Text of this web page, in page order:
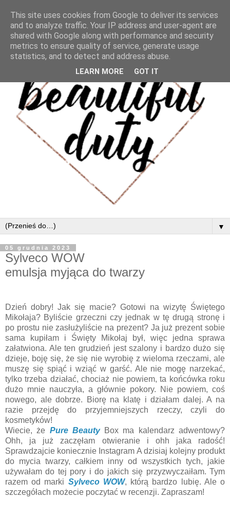
▼
05 grudnia 2023
Sylveco WOW
emulsja myjąca do twarzy
Dzień dobry! Jak się macie? Gotowi na wizytę Świętego
Mikołaja? Byliście grzeczni czy jednak w tę drugą stronę i
po prostu nie zasłużyliście na prezent? Ja już prezent sobie
sama kupiłam i Święty Mikołaj był, więc jedna sprawa
załatwiona. Ale ten grudzień jest szalony i bardzo dużo się
dzieje, boję się, że się nie wyrobię z wieloma rzeczami, ale
muszę się spiąć i wziąć w garść. Ale nie mogę narzekać,
tylko trzeba działać, chociaż nie powiem, ta końcówka roku
dużo mnie nauczyła, a głównie pokory. Nie powiem, coś
nowego, ale dobrze. Biorę na klatę i działam dalej. A na
razie przejdę do przyjemniejszych rzeczy, czyli do
kosmetyków!
Wiecie, że Pure BeautyBox ma kalendarz adwentowy?
Ohh, ja już zaczęłam otwieranie i ohh jaka radość!
Sprawdzajcie koniecznie Instagram A dzisiaj kolejny produkt
do mycia twarzy, całkiem inny od wszystkich tych, jakie
używałam do tej pory i do jakich się przyzwyczaiłam. Tym
razem od marki Sylveco WOW, którą bardzo lubię. Ale o
szczegółach możecie poczytać w recenzji. Zapraszam!
This site uses cookies from Google to deliver its services
and to analyze traffic. Your IP address and user-agent are
shared with Google along with performance and security
metrics to ensure quality of service, generate usage
statistics, and to detect and address abuse.
LEARN MORE GOT IT